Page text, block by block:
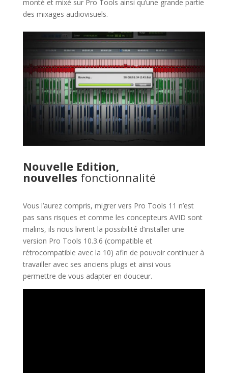
monté et mixé sur Pro Tools ainsi qu’une grande partie
des mixages audiovisuels.
Nouvelle Edition,
nouvelles fonctionnalité
Vous l’aurez compris, migrer vers Pro Tools 11 n’est
pas sans risques et comme les concepteurs AVID sont
malins, ils nous livrent la possibilité d’installer une
version Pro Tools 10.3.6 (compatible et
rétrocompatible avec la 10) afin de pouvoir continuer à
travailler avec ses anciens plugs et ainsi vous
permettre de vous adapter en douceur.